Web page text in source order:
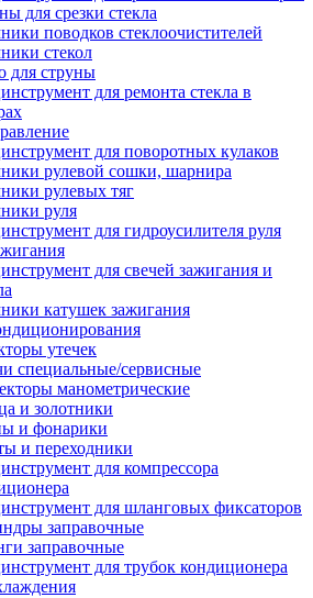
для срезки стекла
поводков стеклоочистителей
стекол
для струны
для ремонта стекла в
для поворотных кулаков
рулевой сошки, шарнира
рулевых тяг
руля
для гидроусилителя руля
для свечей зажигания и
катушек зажигания
утечек
специальные/сервисные
манометрические
и золотники
и фонарики
и переходники
для компрессора
для шланговых фиксаторов
заправочные
заправочные
для трубок кондиционера